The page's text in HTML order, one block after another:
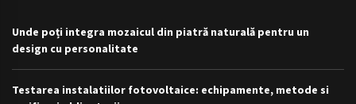
Unde poți integra mozaicul din piatră naturală pentru un
design cu personalitate
Testarea instalatiilor fotovoltaice: echipamente, metode si